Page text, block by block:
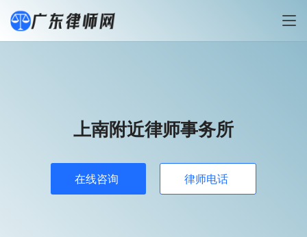
上南附近律师事务所
在线咨询 律师电话